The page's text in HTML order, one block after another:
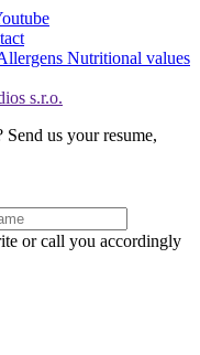
Nutritional values
s.r.o.
us your resume,
or call you accordingly